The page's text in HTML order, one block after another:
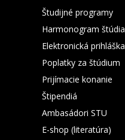
Študijné programy
Harmonogram štúdia
Elektronická prihláška
Poplatky za štúdium
Prijímacie konanie
Štipendiá
Ambasádori STU
E-shop (literatúra)